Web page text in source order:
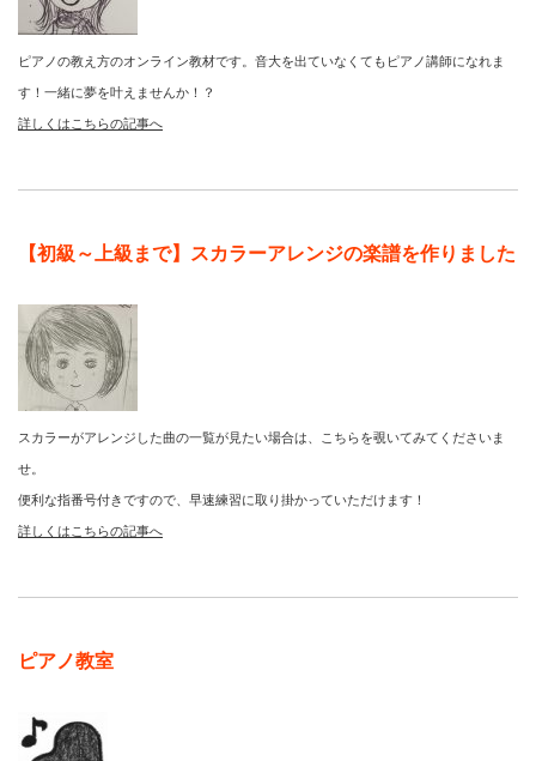
ピアノの教え方のオンライン教材です。音大を出ていなくてもピアノ講師になれま
す！一緒に夢を叶えませんか！？
詳しくはこちらの記事へ
【初級～上級まで】スカラーアレンジの楽譜を作りました
スカラーがアレンジした曲の一覧が見たい場合は、こちらを覗いてみてくださいま
せ。
便利な指番号付きですので、早速練習に取り掛かっていただけます！
詳しくはこちらの記事へ
ピアノ教室